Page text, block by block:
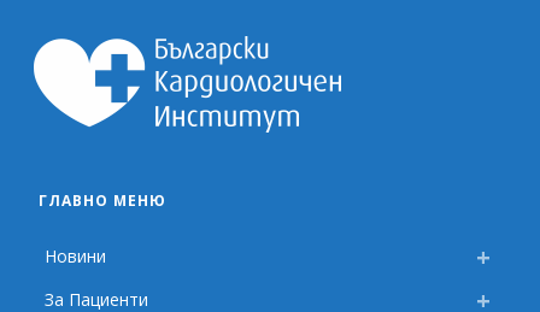
ГЛАВНО МЕНЮ
Новини
За Пациенти